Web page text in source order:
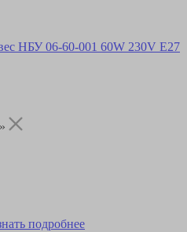
подробнее